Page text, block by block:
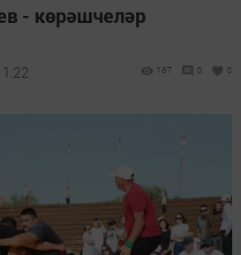
- көрәшчеләр
167 0 0